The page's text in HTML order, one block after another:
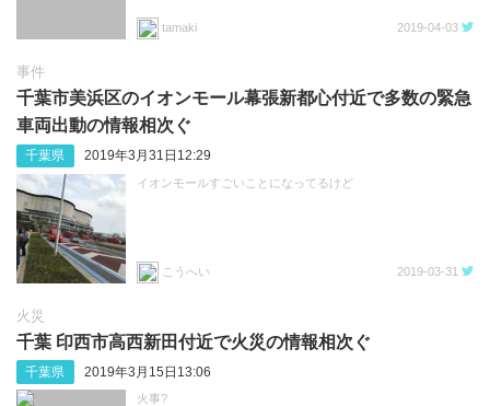
tamaki 2019-04-03
事件
千葉市美浜区のイオンモール幕張新都心付近で多数の緊急
車両出動の情報相次ぐ
千葉県 2019年3月31日12:29
イオンモールすごいことになってるけど
こうへい 2019-03-31
火災
千葉 印西市高西新田付近で火災の情報相次ぐ
千葉県 2019年3月15日13:06
火事?